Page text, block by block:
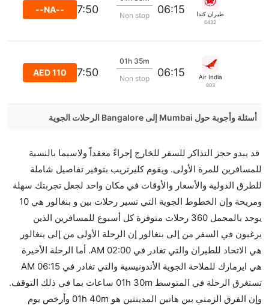
طيران كندا
6432
06:15
Non stop
07:50
--NA--
Air India
603
06:15
01h 35m
Non stop
07:50
AED 110
أسئلة وأجوبة حول Mumbai إلى Bangalore الرحلات الجوية
من إلىبنغالور مما تستغرقه الخطوط الجوية الأخرى؟
نعم. توفر كل من Air India أسرع رحلات الطيران على هذا
الطريق،
هل توفر شركات الطيران مساحة إضافية للنوم؟
كثير من خطوط طيران درجة رجال الأعمال توفر مساحة
إضافية للنوم.
هل يمكنني حمل طعامي الخاص؟
نعم، يمكنك حمل طعامك الخاص، و لكن يجب أن يكون معبئا
بشكل جيد.
قد يبدو حجز التذاكر للسفر للخارج إجراءً معقداً ولاسيما بالنسبة
للمسافرين للمرة الأولى. ويقوم كليرتريب بتوفير تفاصيل شاملة
للطرق الدولية والأسعار والأوقات في مكان واحد لجعل تجربتك سهلة
ومريحة وإن الخطوط الجوية التي تسير رحلات بين و بنغالور هي 10
يوجد بالمجمل 360 رحلات متوفرة كل أسبوع للمسافرين الذين
يرغبون في السفر من إلى بنغالور إن الرحلة الأولى من إلى بنغالور
هي الاتحاد للطيران والتي تغادر في 02:00 AM. أما الرحلة الأخيرة
هي ايرمارك للملاحة الجوية الأندونيسية والتي تغادر في 06:15 AM
تستغرق الرحلة في المتوسط 01h 30m ساعات بما في ذلك التوقف.
وإن الفرق الزمني بين هاتين المدينتين هو 01h 40m وأرخص يوم